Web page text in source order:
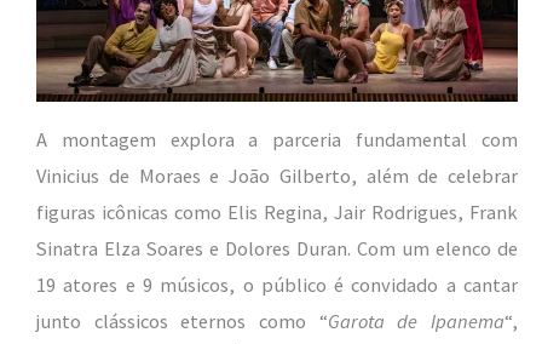
A montagem explora a parceria fundamental com
Vinicius de Moraes e João Gilberto, além de celebrar
figuras icônicas como Elis Regina, Jair Rodrigues, Frank
Sinatra Elza Soares e Dolores Duran. Com um elenco de
19 atores e 9 músicos, o público é convidado a cantar
junto clássicos eternos como “Garota de Ipanema“,